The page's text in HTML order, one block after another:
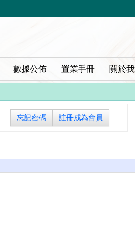
數據公佈 置業手冊 關於
忘記密碼 註冊成為會員